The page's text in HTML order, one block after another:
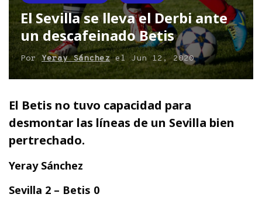
El Sevilla se lleva el Derbi ante
un descafeinado Betis
PorYeray SánchezelJun 12, 2020
El Betis no tuvo capacidad para
desmontar las líneas de un Sevilla bien
pertrechado.
Yeray Sánchez
Sevilla 2 – Betis 0